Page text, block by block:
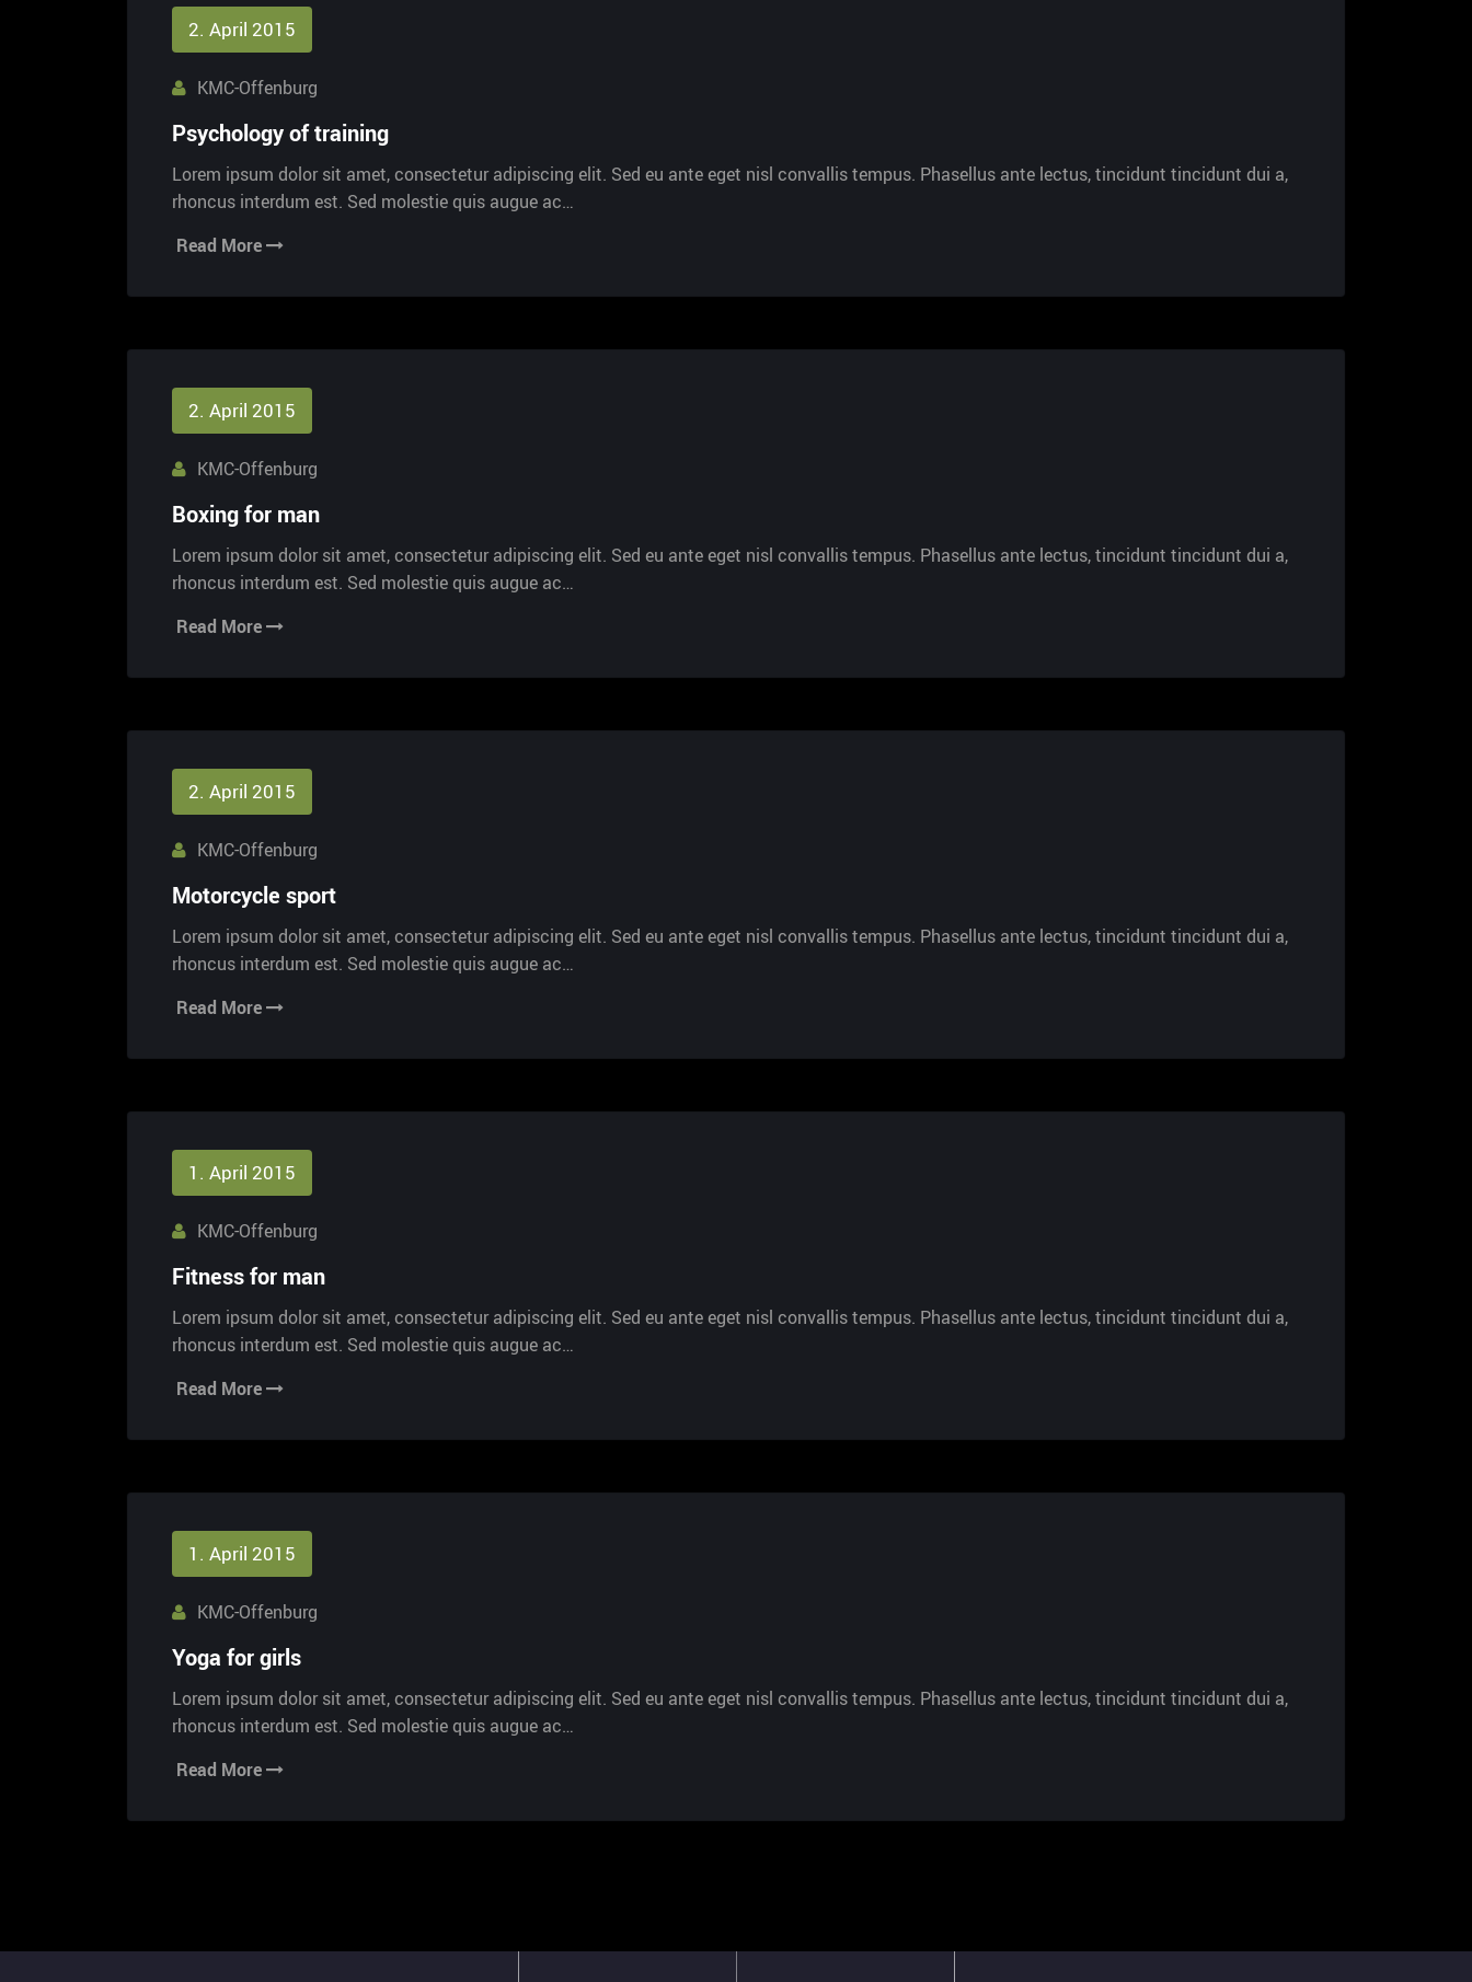
2. April 2015
KMC-Offenburg
Psychology of training
Lorem ipsum dolor sit amet, consectetur adipiscing elit. Sed eu ante eget nisl convallis tempus. Phasellus ante lectus, tincidunt tincidunt dui a,
rhoncus interdum est. Sed molestie quis augue ac…
Read More
2. April 2015
KMC-Offenburg
Boxing for man
Lorem ipsum dolor sit amet, consectetur adipiscing elit. Sed eu ante eget nisl convallis tempus. Phasellus ante lectus, tincidunt tincidunt dui a,
rhoncus interdum est. Sed molestie quis augue ac…
Read More
2. April 2015
KMC-Offenburg
Motorcycle sport
Lorem ipsum dolor sit amet, consectetur adipiscing elit. Sed eu ante eget nisl convallis tempus. Phasellus ante lectus, tincidunt tincidunt dui a,
rhoncus interdum est. Sed molestie quis augue ac…
Read More
1. April 2015
KMC-Offenburg
Fitness for man
Lorem ipsum dolor sit amet, consectetur adipiscing elit. Sed eu ante eget nisl convallis tempus. Phasellus ante lectus, tincidunt tincidunt dui a,
rhoncus interdum est. Sed molestie quis augue ac…
Read More
1. April 2015
KMC-Offenburg
Yoga for girls
Lorem ipsum dolor sit amet, consectetur adipiscing elit. Sed eu ante eget nisl convallis tempus. Phasellus ante lectus, tincidunt tincidunt dui a,
rhoncus interdum est. Sed molestie quis augue ac…
Read More